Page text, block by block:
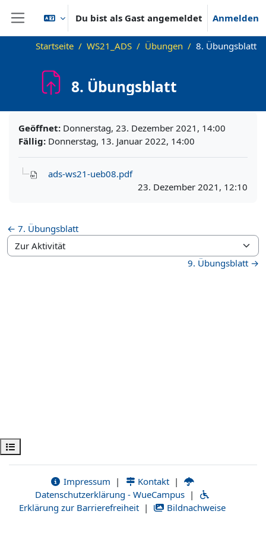
Zum Hauptinhalt
Website-Übersicht
Du bist als Gast angemeldet Anmelden
Kursindex öffnen
Startseite WS21_ADS Übungen 8. Übungsblatt
8. Übungsblatt
Geöffnet: Donnerstag, 23. Dezember 2021, 14:00
Fällig: Donnerstag, 13. Januar 2022, 14:00
ads-ws21-ueb08.pdf
23. Dezember 2021, 12:10
← 7. Übungsblatt
Zur Aktivität
9. Übungsblatt →
Impressum | Kontakt |
Datenschutzerklärung - WueCampus |
Erklärung zur Barrierefreiheit | Bildnachweise